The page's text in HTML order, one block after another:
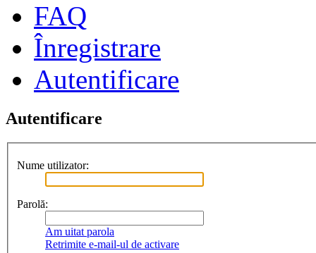
FAQ
Înregistrare
Autentificare
Autentificare
Nume utilizator:
Parolă:
Am uitat parola
Retrimite e-mail-ul de activare